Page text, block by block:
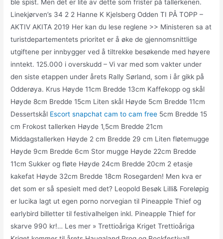
ble spist. Men det er lite av dette som frister på tallerkenen.
Linekjørven’s 34 2 2 Hanne K Kjelsberg Odden TI PÅ TOPP –
AKTIV AKITA 2019 Her kan du lese reglene >> Ministeren sa at
turistdepartementets prioritet er å øke de gjennomsnittlige
utgiftene per innbygger ved å tiltrekke besøkende med høyere
inntekt. 125.000 i overskudd – Vi var med som vakter under
den siste etappen under årets Rally Sørland, som i år gikk på
Odderøya. Krus Høyde 11cm Bredde 13cm Kaffekopp og skål
Høyde 8cm Bredde 15cm Liten skål Høyde 5cm Bredde 11cm
Dessertskål Escort snapchat cam to cam free 5cm Bredde 15
cm Frokost tallerken Høyde 1,5cm Bredde 21cm
Middagstallerken Høyde 2 cm Bredde 29 cm Liten fløtemugge
Høyde 9cm Bredde 6cm Stor mugge Høyde 22cm Bredde
11cm Sukker og fløte Høyde 24cm Bredde 20cm 2 etasje
kakefat Høyde 32cm Bredde 18cm Rosegarden! Men kva er
det som er så spesielt med det? Leopold Besøk Lilli& Foreløpig
er lucika lagt ut egen porno norvegian til Pineapple Thief og
earlybird billetter til festivalhelgen inkl. Pineapple Thief for
skarve 990 kr!… Les mer » Trettioåriga Kriget Trettioåriga